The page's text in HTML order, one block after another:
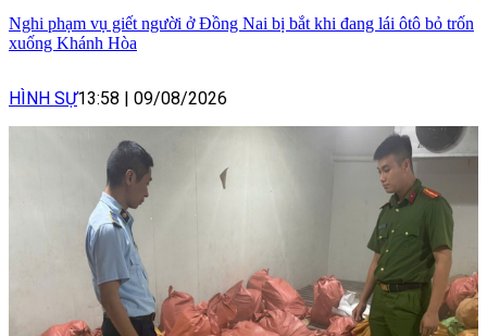
Nghi phạm vụ giết người ở Đồng Nai bị bắt khi đang lái ôtô bỏ trốn
xuống Khánh Hòa
HÌNH SỰ13:58 09/08/2026